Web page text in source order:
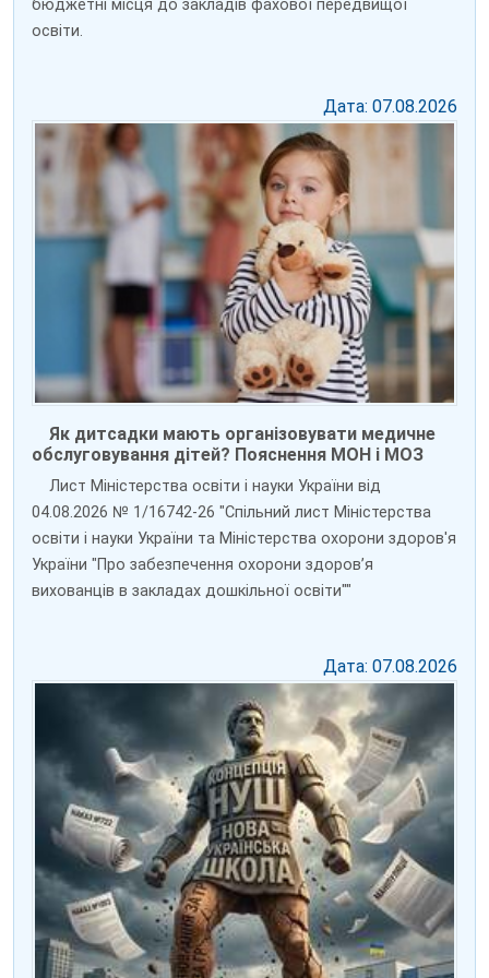
бюджетні місця до закладів фахової передвищої
освіти.
Дата: 07.08.2026
Як дитсадки мають організовувати медичне
обслуговування дітей? Пояснення МОН і МОЗ
Лист Міністерства освіти і науки України від
04.08.2026 № 1/16742-26 "Спільний лист Міністерства
освіти і науки України та Міністерства охорони здоров'я
України "Про забезпечення охорони здоров’я
вихованців в закладах дошкільної освіти""
Дата: 07.08.2026